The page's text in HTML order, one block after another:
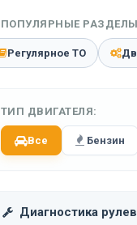
ПОПУЛЯРНЫЕ
Регулярное ТО
ТИП ДВИГАТЕЛЯ:
Все Бензин
Диагностика